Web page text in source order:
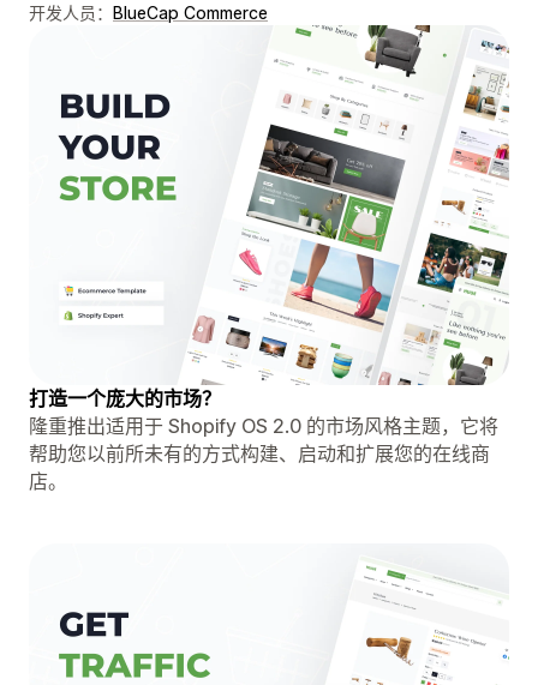
开发人员： BlueCap Commerce
打造一个庞大的市场？
隆重推出适用于 Shopify OS 2.0 的市场风格主题，它将
帮助您以前所未有的方式构建、启动和扩展您的在线商
店。